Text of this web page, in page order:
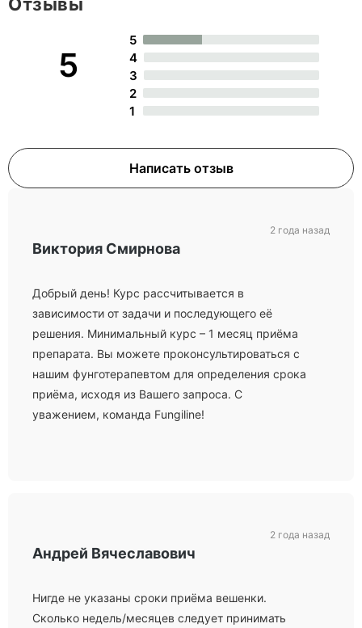
5
5
4
3
2
1
Написать отзыв
Виктория Смирнова
Добрый день! Курс рассчитывается в
зависимости от задачи и последующего её
решения. Минимальный курс – 1 месяц приёма
препарата. Вы можете проконсультироваться с
нашим фунготерапевтом для определения срока
приёма, исходя из Вашего запроса. С
уважением, команда Fungiline!
2 года назад
Андрей Вячеславович
Нигде не указаны сроки приёма вешенки.
Сколько недель/месяцев следует принимать
2 года назад